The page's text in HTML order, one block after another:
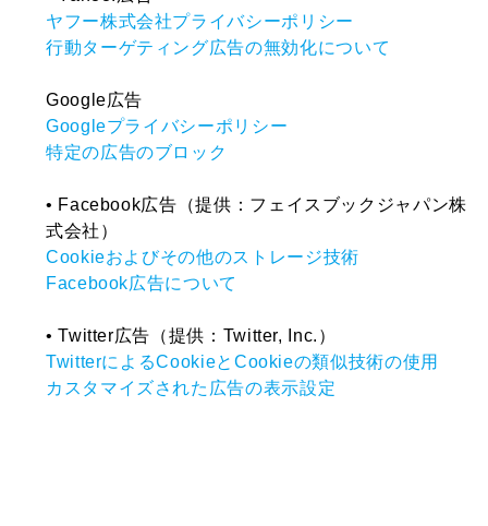
ヤフー株式会社プライバシーポリシー
行動ターゲティング広告の無効化について
Google広告
Googleプライバシーポリシー
特定の広告のブロック
• Facebook広告（提供：フェイスブックジャパン株
式会社）
Cookieおよびその他のストレージ技術
Facebook広告について
• Twitter広告（提供：Twitter, Inc.）
TwitterによるCookieとCookieの類似技術の使用
カスタマイズされた広告の表示設定